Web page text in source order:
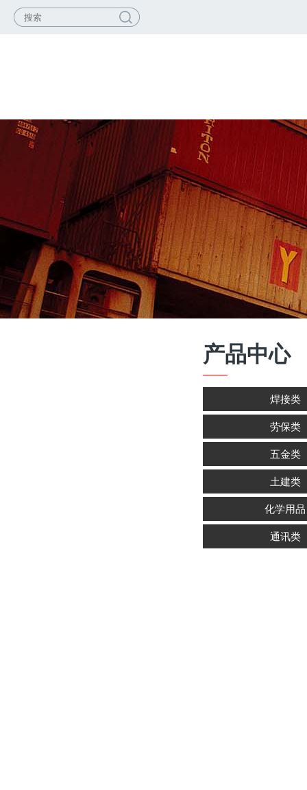
产品中心
焊接类
劳保类
五金类
土建类
化学用品
通讯类